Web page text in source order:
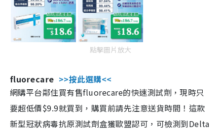
點擊圖片放大
fluorecare >>按此選購<<
網購平台鄰住買有售fluorecare的快速測試劑，現時只
要超低價$9.9就買到，購買前請先注意送貨時間！這款
新型冠狀病毒抗原測試劑盒獲歐盟認可，可檢測到Delta